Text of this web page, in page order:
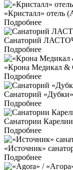
«Кристалл» отель
Подробнее
Санаторий
Подробнее
«Крона Медикал
Подробнее
Санаторий «Дубки»
Подробнее
Санатории
Подробнее
«Источник»
Подробнее